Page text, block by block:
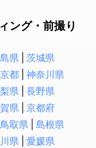
ング・前撮り
県
茨城県
都
神奈川県
県
長野県
県
京都府
鳥取県
島根県
県 愛媛県